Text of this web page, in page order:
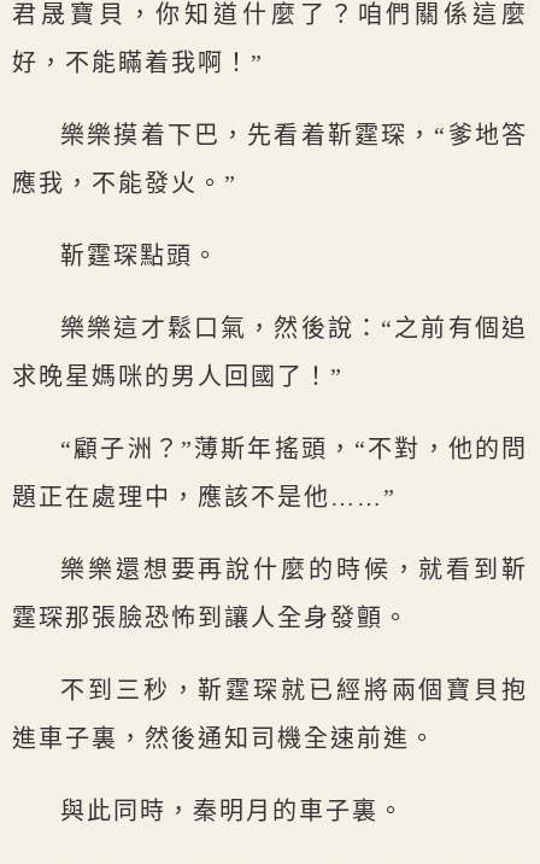
君晟寶貝，你知道什麼了？咱們關係這麼
好，不能瞞着我啊！”
樂樂摸着下巴，先看着靳霆琛，“爹地答
應我，不能發火。”
靳霆琛點頭。
樂樂這才鬆口氣，然後說：“之前有個追
求晚星媽咪的男人回國了！”
“顧子洲？”薄斯年搖頭，“不對，他的問
題正在處理中，應該不是他……”
樂樂還想要再說什麼的時候，就看到靳
霆琛那張臉恐怖到讓人全身發顫。
不到三秒，靳霆琛就已經將兩個寶貝抱
進車子裏，然後通知司機全速前進。
與此同時，秦明月的車子裏。